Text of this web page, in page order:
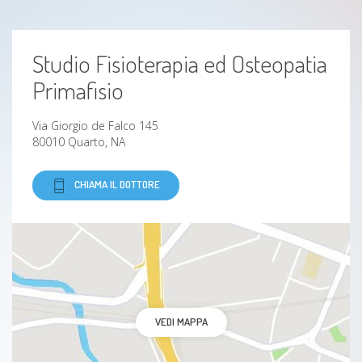
Disordini Posturali
Malocclusioni
Borsiti
lesione della cuffia dei rotatori
sperone calcaneale
sindrome del saltatore
Studio Fisioterapia ed Osteopatia
Primafisio
Via Giorgio de Falco 145
80010 Quarto, NA
CHIAMA IL DOTTORE
VEDI MAPPA